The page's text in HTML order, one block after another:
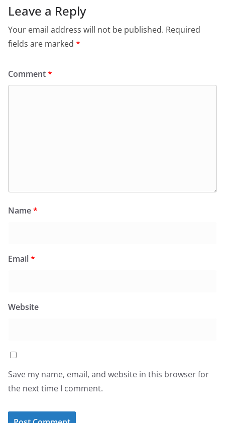
Leave a Reply
Your email address will not be published. Required
fields are marked *
Comment*
Name*
Email*
Website
Save my name, email, and website in this browser for
the next time I comment.